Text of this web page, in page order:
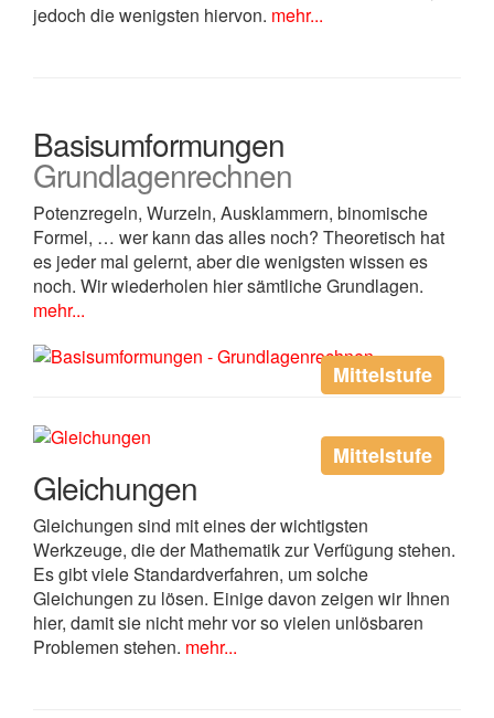
jedoch die wenigsten hiervon. mehr...
Basisumformungen
Grundlagenrechnen
Potenzregeln, Wurzeln, Ausklammern, binomische
Formel, … wer kann das alles noch? Theoretisch hat
es jeder mal gelernt, aber die wenigsten wissen es
noch. Wir wiederholen hier sämtliche Grundlagen.
mehr...
Mittelstufe
Mittelstufe
Gleichungen
Gleichungen sind mit eines der wichtigsten
Werkzeuge, die der Mathematik zur Verfügung stehen.
Es gibt viele Standardverfahren, um solche
Gleichungen zu lösen. Einige davon zeigen wir Ihnen
hier, damit sie nicht mehr vor so vielen unlösbaren
Problemen stehen. mehr...